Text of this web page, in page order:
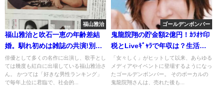
福山雅治
福山雅治と吹石一恵の年齢差結
婚。馴れ初めは雑誌の共演!別居
とｽﾄｰｶｰ。子供の父
俳優として多くの名作に出演し、歌手とし
ては幾度も紅白に出場している福山雅治さ
ん。 かつては「好きな男性ランキング」
で毎年上位に君臨で、社会的...
ゴールデンボンバー
鬼龍院翔の貯金額2億円！ｶﾗｵｹ印
税とLiveｷﾞｬﾗで年収は？生活は
質素
「女々しく」がヒットして以来、あらゆる
メディアやイベントに登場するようになっ
たゴールデンボンバー。 そのボーカルの
鬼龍院翔さんは、売れた後も...